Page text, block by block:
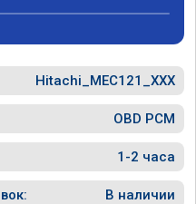
Hitachi_MEC121_XXX
OBD PCM
1-2 часа
В наличии